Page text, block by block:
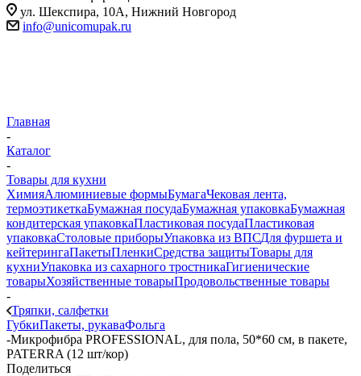
ул. Шекспира, 10А, Нижний Новгород
info@unicomupak.ru
Главная
-
Каталог
-
Товары для кухни
ХимияАлюминиевые формыБумагаЧековая лента,
термоэтикеткаБумажная посудаБумажная упаковкаБумажная
кондитерская упаковкаПластиковая посудаПластиковая
упаковкаСтоловые приборыУпаковка из ВПСДля фуршета и
кейтерингаПакетыПленкиСредства защитыТовары для
кухниУпаковка из сахарного тростникаГигиенические
товарыХозяйственные товарыПродовольственные товары
-
Тряпки, салфетки
ГубкиПакеты, рукаваФольга
-Микрофибра PROFESSIONAL, для пола, 50*60 см, в пакете,
PATERRA (12 шт/кор)
Поделиться